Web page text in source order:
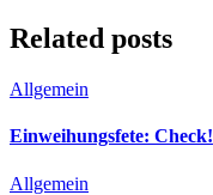
Related posts
Allgemein
Einweihungsfete: Check!
Allgemein